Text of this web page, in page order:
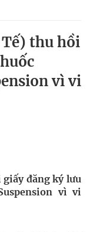
Tế) thu hồi
vì vi
giấy đăng ký lưu
vì vi